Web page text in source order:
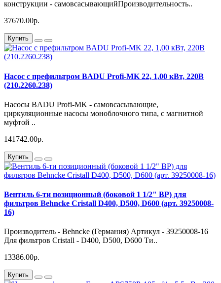
конструкции - самовсасывающийПроизводительность..
37670.00р.
Купить
Насос с префильтром BADU Profi-MK 22, 1,00 кВт, 220В
(210.2260.238)
Насосы BADU Profi-MK - самовсасывающие,
циркуляционные насосы моноблочного типа, с магнитной
муфтой ..
141742.00р.
Купить
Вентиль 6-ти позиционный (боковой 1 1/2" ВР) для
фильтров Behncke Cristall D400, D500, D600 (арт. 39250008-
16)
Производитель - Behncke (Германия) Артикул - 39250008-16
Для фильтров Cristall - D400, D500, D600 Ти..
13386.00р.
Купить